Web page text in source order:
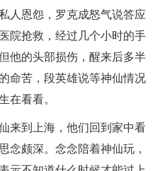
人恩怨，罗克成怒气说答应
院抢救，经过几个小时的手
他的头部损伤，醒来后多半
命苦，段英雄说等神仙情况
在看看。
来到上海，他们回到家中看
念颇深。念念陪着神仙玩，